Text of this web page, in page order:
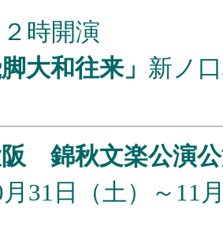
時開演
大和往来」 新ノ
阪 錦秋文楽公演
月31日（土）～